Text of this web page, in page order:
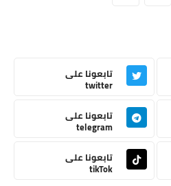
تابعونا على
twitter
تابعونا على
telegram
تابعونا على
tikTok